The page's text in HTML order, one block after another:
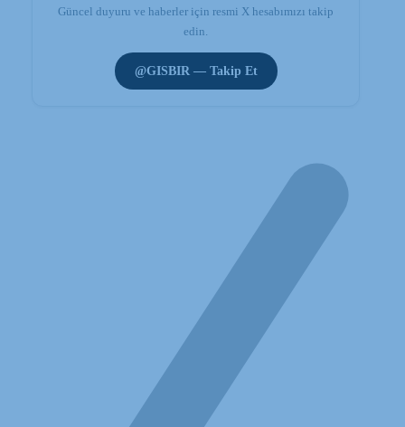
Güncel duyuru ve haberler için resmi X hesabımızı takip
edin.
@GISBIR — Takip Et